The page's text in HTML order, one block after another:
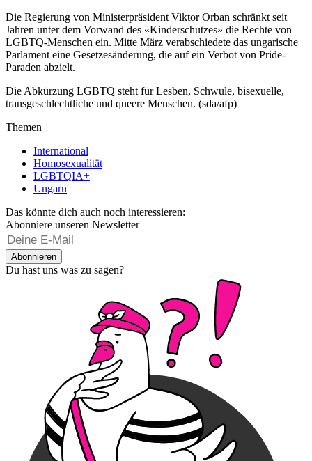
Die Regierung von Ministerpräsident Viktor Orban schränkt seit
Jahren unter dem Vorwand des «Kinderschutzes» die Rechte von
LGBTQ-Menschen ein. Mitte März verabschiedete das ungarische
Parlament eine Gesetzesänderung, die auf ein Verbot von Pride-
Paraden abzielt.
Die Abkürzung LGBTQ steht für Lesben, Schwule, bisexuelle,
transgeschlechtliche und queere Menschen. (sda/afp)
Themen
International
Homosexualität
LGBTQIA+
Ungarn
Das könnte dich auch noch interessieren:
Abonniere unseren Newsletter
Abonnieren
Du hast uns was zu sagen?